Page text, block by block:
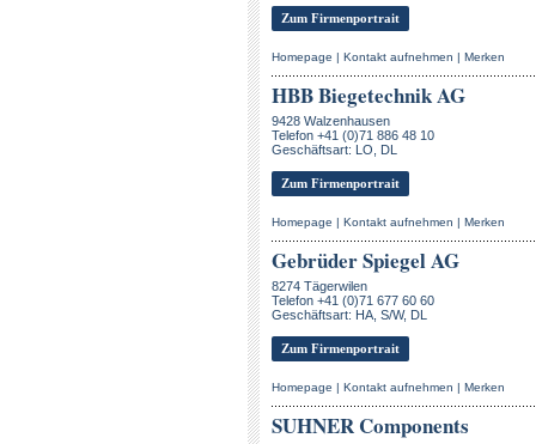
Zum Firmenportrait
Homepage | Kontakt aufnehmen | Merken
HBB Biegetechnik AG
9428 Walzenhausen
Telefon +41 (0)71 886 48 10
Geschäftsart: LO, DL
Zum Firmenportrait
Homepage | Kontakt aufnehmen | Merken
Gebrüder Spiegel AG
8274 Tägerwilen
Telefon +41 (0)71 677 60 60
Geschäftsart: HA, S/W, DL
Zum Firmenportrait
Homepage | Kontakt aufnehmen | Merken
SUHNER Components